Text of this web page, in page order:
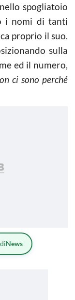
spogliatoio
i nomi di tanti
proprio il suo.
sulla
ed il numero,
ci sono perché
News